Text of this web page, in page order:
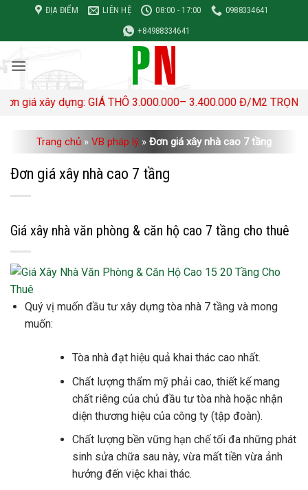
nội
dung
ĐỊA ĐIỂM LIÊN HỆ 08:00 - 17:00
0988334641
+84988334641
GIÁ THÔ 3.000.000– 3.400.000 Đ/M2 TRỌN GÓI
Trang chủ » VB pháp lý » Đơn giá xây nhà cao 7 tầng
Đơn giá xây nhà cao 7 tầng
Giá xây nhà văn phòng & căn hộ cao 7 tầng cho thuê
Quý vị muốn đầu tư xây dựng tòa nhà 7 tầng và mong
muốn:
Tòa nhà đạt hiệu quả khai thác cao nhất.
Chất lượng thẩm mỹ phải cao, thiết kế mang
chất riêng của chủ đầu tư tòa nhà hoặc nhận
diện thương hiệu của công ty (tập đoàn).
Chất lượng bền vững hạn chế tối đa những phát
sinh sửa chữa sau này, vừa mất tiền vừa ảnh
hưởng đến việc khai thác.